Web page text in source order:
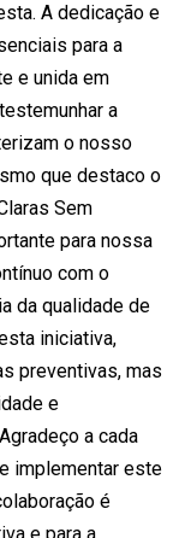
A dedicação e
para a
e unida em
a
o nosso
que destaco o
Sem
para nossa
com o
da qualidade de
iniciativa,
preventivas, mas
e
a cada
implementar este
é